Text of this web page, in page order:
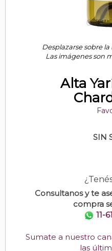
Desplazarse sobre
Las imágenes son
Alta
SIN
Consultanos y te
compra
11-
Sumate a nuestro
las